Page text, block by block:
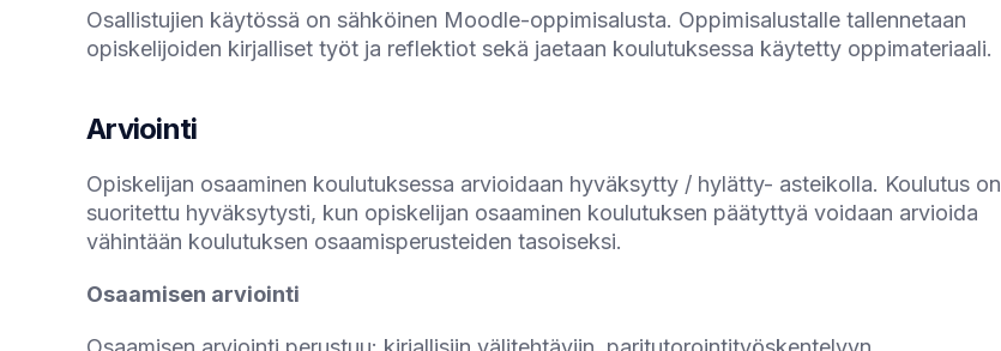
Osallistujien käytössä on sähköinen Moodle-oppimisalusta. Oppimisalustalle tallennetaan
opiskelijoiden kirjalliset työt ja reflektiot sekä jaetaan koulutuksessa käytetty oppimateriaali.
Arviointi
Opiskelijan osaaminen koulutuksessa arvioidaan hyväksytty / hylätty- asteikolla. Koulutus on
suoritettu hyväksytysti, kun opiskelijan osaaminen koulutuksen päätyttyä voidaan arvioida
vähintään koulutuksen osaamisperusteiden tasoiseksi.
Osaamisen arviointi